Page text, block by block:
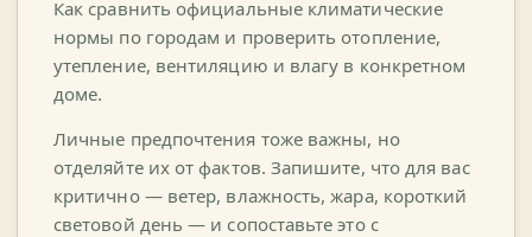
Как сравнить официальные климатические
нормы по городам и проверить отопление,
утепление, вентиляцию и влагу в конкретном
доме.
Личные предпочтения тоже важны, но
отделяйте их от фактов. Запишите, что для вас
критично — ветер, влажность, жара, короткий
световой день — и сопоставьте это с